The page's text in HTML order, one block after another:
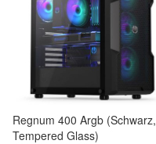
Regnum 400 Argb (Schwarz,
Tempered Glass)